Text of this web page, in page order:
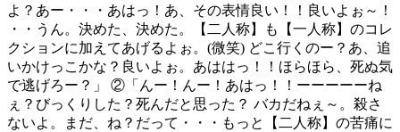
よ？あー・・・あはっ！あ、その表情良い！！良いよぉ～！
・・うん。決めた、決めた。【二人称】も【一人称】のコレ
クションに加えてあげるよぉ。(微笑) どこ行くのー？あ、追
いかけっこかな？良いよぉ。あははっ！！ほらほら、死ぬ気
で逃げろー？」 ②「んー！んー！あはっ！！ーーーーーね
ぇ？びっくりした？死んだと思った？ バカだねぇ～。殺さ
ないよ。まだ、ね？だって・・・もっと【二人称】の苦痛に